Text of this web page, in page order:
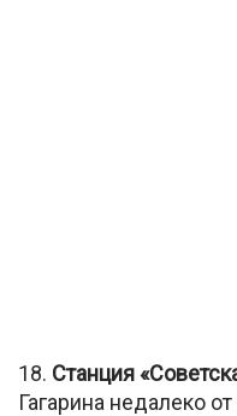
18. Станция
Гагарина недалеко